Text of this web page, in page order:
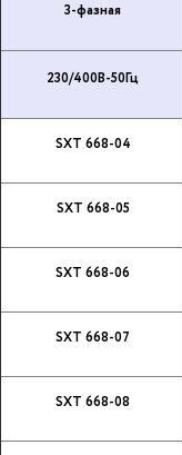
3-фазная
230/400В-50Гц
SXT 668-04
SXT 668-05
SXT 668-06
SXT 668-07
SXT 668-08